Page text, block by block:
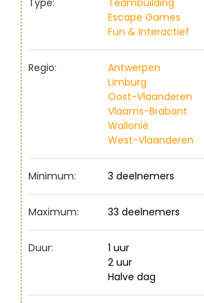
Escape Games
Fun & Interactief
Regio:
Antwerpen
Limburg
Oost-Vlaanderen
Vlaams-Brabant
Wallonië
West-Vlaanderen
Minimum: 3 deelnemers
Maximum: 33 deelnemers
Duur:
1 uur
2 uur
Halve dag